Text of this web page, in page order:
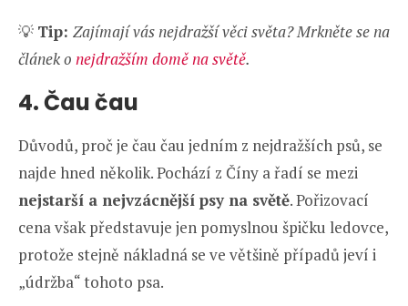
💡 Tip: Zajímají vás nejdražší věci světa? Mrkněte se na
článek o nejdražším domě na světě.
4. Čau čau
Důvodů, proč je čau čau jedním z nejdražších psů, se
najde hned několik. Pochází z Číny a řadí se mezi
nejstarší a nejvzácnější psy na světě. Pořizovací
cena však představuje jen pomyslnou špičku ledovce,
protože stejně nákladná se ve většině případů jeví i
„údržba“ tohoto psa.